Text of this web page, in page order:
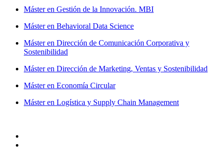
Máster en Gestión de la Innovación. MBI
Máster en Behavioral Data Science
Máster en Dirección de Comunicación Corporativa y
Sostenibilidad
Máster en Dirección de Marketing, Ventas y Sostenibilidad
Máster en Economía Circular
Máster en Logística y Supply Chain Management